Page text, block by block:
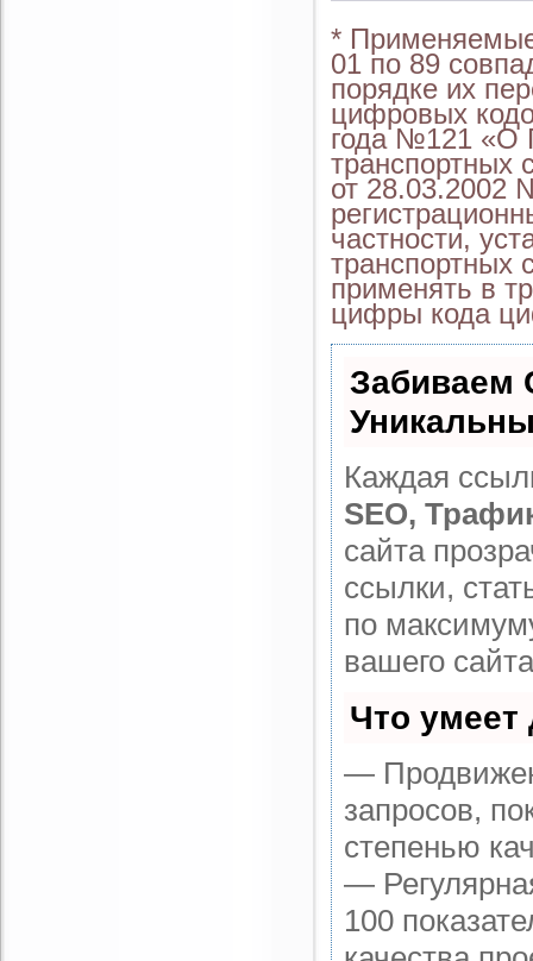
*
01 по 89
порядке их
цифровых
года №121 «О
от 28.03.2002
частности,
транспортных
применять в
цифры кода
Каждая
SEO,
сайта
ссылки,
по
вашего
Что умеет
—
запросов,
степенью
—
100